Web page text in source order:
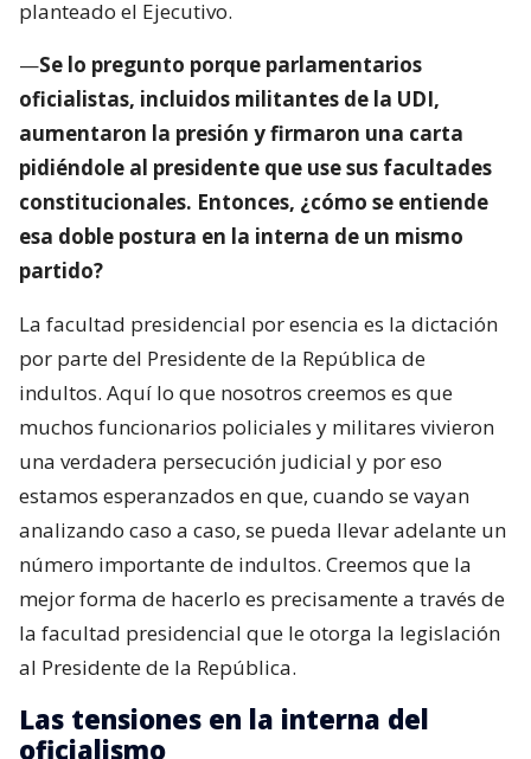
planteado el Ejecutivo.
—Se lo pregunto porque parlamentarios
oficialistas, incluidos militantes de la UDI,
aumentaron la presión y firmaron una carta
pidiéndole al presidente que use sus facultades
constitucionales. Entonces, ¿cómo se entiende
esa doble postura en la interna de un mismo
partido?
La facultad presidencial por esencia es la dictación
por parte del Presidente de la República de
indultos. Aquí lo que nosotros creemos es que
muchos funcionarios policiales y militares vivieron
una verdadera persecución judicial y por eso
estamos esperanzados en que, cuando se vayan
analizando caso a caso, se pueda llevar adelante un
número importante de indultos. Creemos que la
mejor forma de hacerlo es precisamente a través de
la facultad presidencial que le otorga la legislación
al Presidente de la República.
Las tensiones en la interna del
oficialismo